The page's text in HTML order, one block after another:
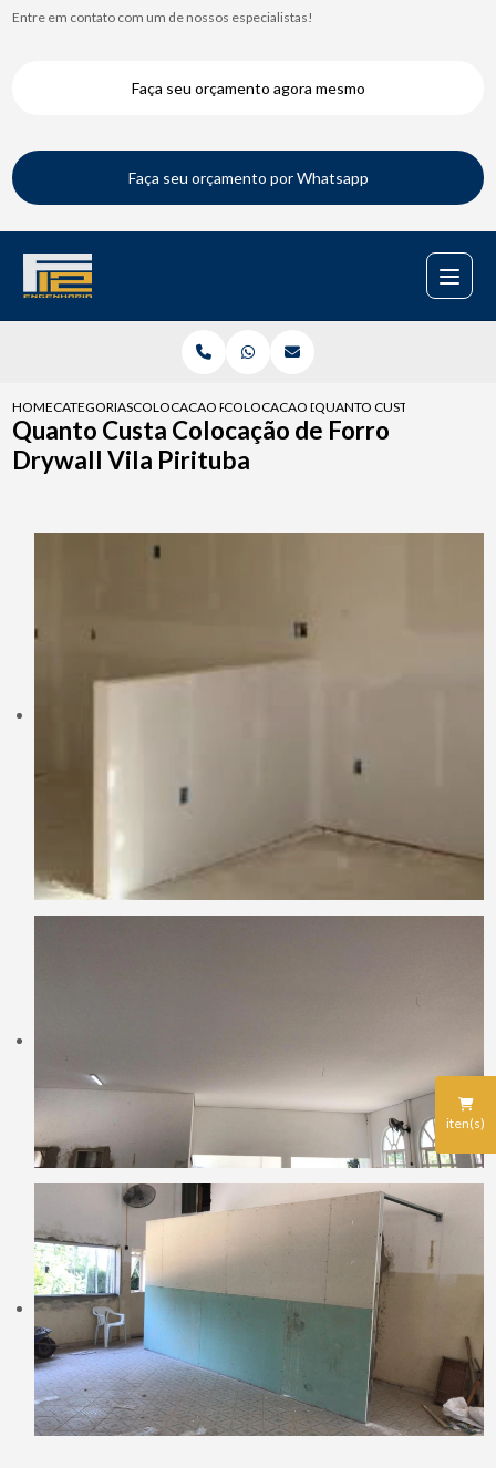
Entre em contato com um de nossos especialistas!
Faça seu orçamento agora mesmo
Faça seu orçamento por Whatsapp
iten(s)
HOMECATEGORIASCOLOCACAO PARA DRYWALLCOLOCACAO DRYWALL TETO
QUANTO CUSTA
Quanto Custa Colocação de Forro
Drywall Vila Pirituba